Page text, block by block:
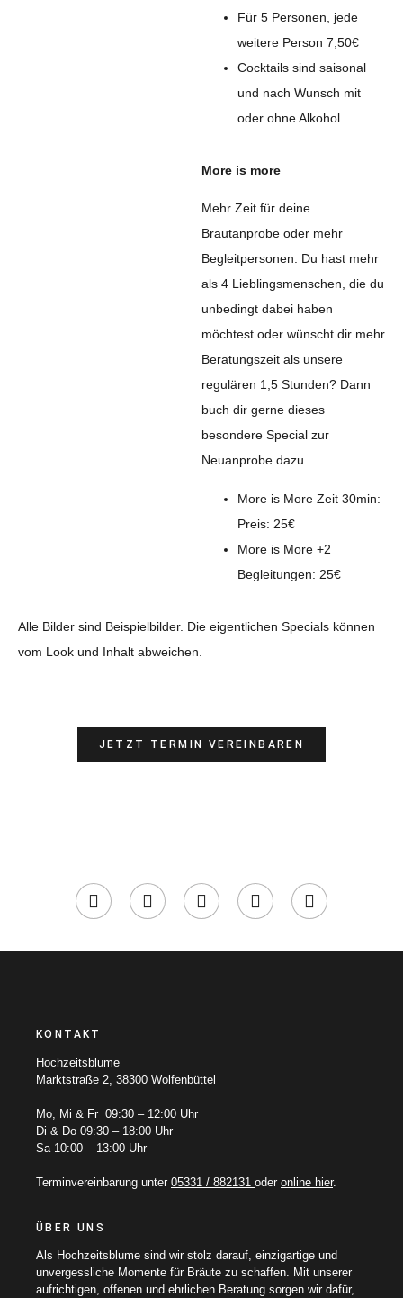
Für 5 Personen, jede
weitere Person 7,50€
Cocktails sind saisonal
und nach Wunsch mit
oder ohne Alkohol
More is more
Mehr Zeit für deine
Brautanprobe oder mehr
Begleitpersonen. Du hast mehr
als 4 Lieblingsmenschen, die du
unbedingt dabei haben
möchtest oder wünscht dir mehr
Beratungszeit als unsere
regulären 1,5 Stunden? Dann
buch dir gerne dieses
besondere Special zur
Neuanprobe dazu.
More is More Zeit 30min:
Preis: 25€
More is More +2
Begleitungen: 25€
Alle Bilder sind Beispielbilder. Die eigentlichen Specials können
vom Look und Inhalt abweichen.
JETZT TERMIN VEREINBAREN
KONTAKT
Hochzeitsblume
Marktstraße 2, 38300 Wolfenbüttel
Mo, Mi & Fr 09:30 – 12:00 Uhr
Di & Do 09:30 – 18:00 Uhr
Sa 10:00 – 13:00 Uhr
Terminvereinbarung unter 05331 / 882131 oder online hier.
ÜBER UNS
Als Hochzeitsblume sind wir stolz darauf, einzigartige und
unvergessliche Momente für Bräute zu schaffen. Mit unserer
aufrichtigen, offenen und ehrlichen Beratung sorgen wir dafür,